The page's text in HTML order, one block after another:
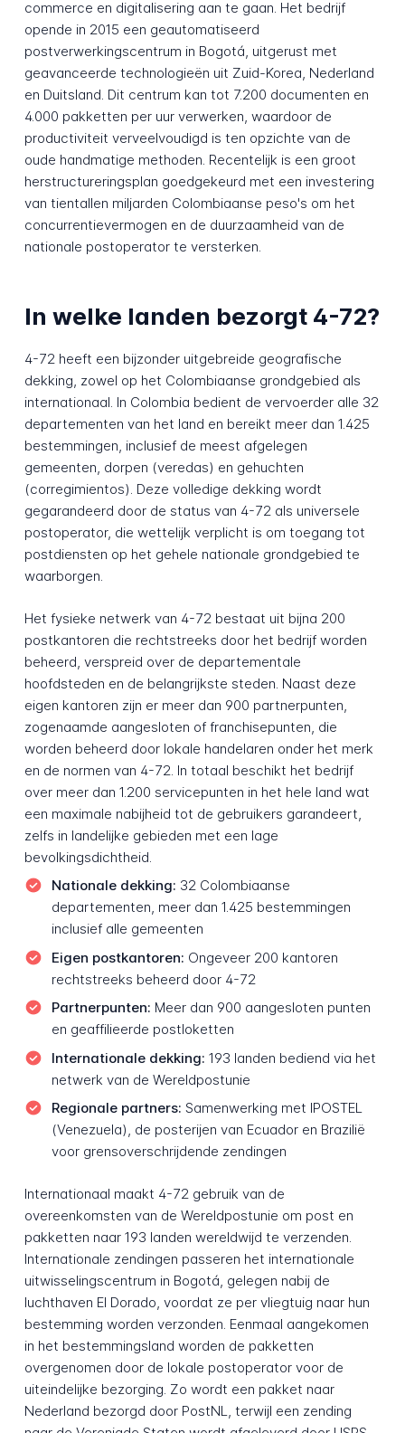
commerce en digitalisering aan te gaan. Het bedrijf
opende in 2015 een geautomatiseerd
postverwerkingscentrum in Bogotá, uitgerust met
geavanceerde technologieën uit Zuid-Korea, Nederland
en Duitsland. Dit centrum kan tot 7.200 documenten en
4.000 pakketten per uur verwerken, waardoor de
productiviteit verveelvoudigd is ten opzichte van de
oude handmatige methoden. Recentelijk is een groot
herstructureringsplan goedgekeurd met een investering
van tientallen miljarden Colombiaanse peso's om het
concurrentievermogen en de duurzaamheid van de
nationale postoperator te versterken.
In welke landen bezorgt 4-72?
4-72 heeft een bijzonder uitgebreide geografische
dekking, zowel op het Colombiaanse grondgebied als
internationaal. In Colombia bedient de vervoerder alle 32
departementen van het land en bereikt meer dan 1.425
bestemmingen, inclusief de meest afgelegen
gemeenten, dorpen (veredas) en gehuchten
(corregimientos). Deze volledige dekking wordt
gegarandeerd door de status van 4-72 als universele
postoperator, die wettelijk verplicht is om toegang tot
postdiensten op het gehele nationale grondgebied te
waarborgen.
Het fysieke netwerk van 4-72 bestaat uit bijna 200
postkantoren die rechtstreeks door het bedrijf worden
beheerd, verspreid over de departementale
hoofdsteden en de belangrijkste steden. Naast deze
eigen kantoren zijn er meer dan 900 partnerpunten,
zogenaamde aangesloten of franchisepunten, die
worden beheerd door lokale handelaren onder het merk
en de normen van 4-72. In totaal beschikt het bedrijf
over meer dan 1.200 servicepunten in het hele land wat
een maximale nabijheid tot de gebruikers garandeert,
zelfs in landelijke gebieden met een lage
bevolkingsdichtheid.
Nationale dekking: 32 Colombiaanse
departementen, meer dan 1.425 bestemmingen
inclusief alle gemeenten
Eigen postkantoren: Ongeveer 200 kantoren
rechtstreeks beheerd door 4-72
Partnerpunten: Meer dan 900 aangesloten punten
en geaffilieerde postloketten
Internationale dekking: 193 landen bediend via het
netwerk van de Wereldpostunie
Regionale partners: Samenwerking met IPOSTEL
(Venezuela), de posterijen van Ecuador en Brazilië
voor grensoverschrijdende zendingen
Internationaal maakt 4-72 gebruik van de
overeenkomsten van de Wereldpostunie om post en
pakketten naar 193 landen wereldwijd te verzenden.
Internationale zendingen passeren het internationale
uitwisselingscentrum in Bogotá, gelegen nabij de
luchthaven El Dorado, voordat ze per vliegtuig naar hun
bestemming worden verzonden. Eenmaal aangekomen
in het bestemmingsland worden de pakketten
overgenomen door de lokale postoperator voor de
uiteindelijke bezorging. Zo wordt een pakket naar
Nederland bezorgd door PostNL, terwijl een zending